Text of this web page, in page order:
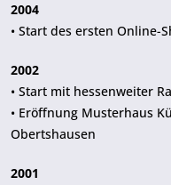
2004
• Start des ersten Online-
2002
• Start mit hessenweiter
• Eröffnung Musterhaus
Obertshausen
2001